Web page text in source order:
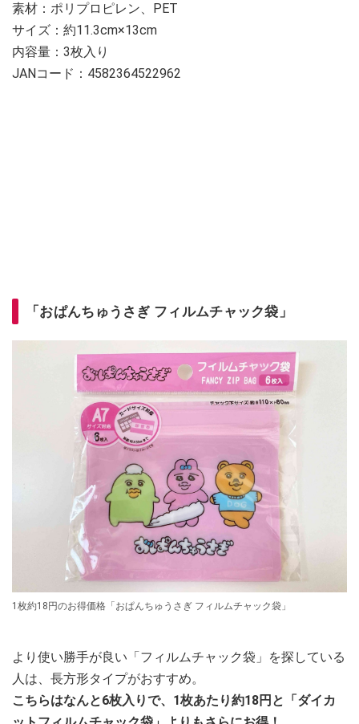
素材：ポリプロピレン、PET
サイズ：約11.3cm×13cm
内容量：3枚入り
JANコード：4582364522962
「おぱんちゅうさぎ フィルムチャック袋」
1枚約18円のお得価格「おぱんちゅうさぎ フィルムチャック袋」
より使い勝手が良い「フィルムチャック袋」を探している
人は、長方形タイプがおすすめ。
こちらはなんと6枚入りで、1枚あたり約18円と「ダイカ